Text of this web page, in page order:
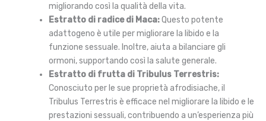
migliorando così la qualità della vita.
Estratto di radice di Maca:Questo potente
adattogeno è utile per migliorare la libido e la
funzione sessuale. Inoltre, aiuta a bilanciare gli
ormoni, supportando così la salute generale.
Estratto di frutta di Tribulus Terrestris:
Conosciuto per le sue proprietà afrodisiache, il
Tribulus Terrestris è efficace nel migliorare la libido e le
prestazioni sessuali, contribuendo a un’esperienza più